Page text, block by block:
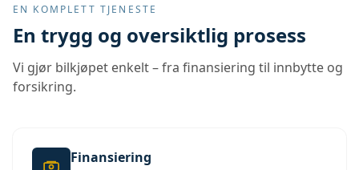
EN KOMPLETT TJENESTE
En trygg og oversiktlig prosess
Vi gjør bilkjøpet enkelt – fra finansiering til innbytte og
forsikring.
Finansiering